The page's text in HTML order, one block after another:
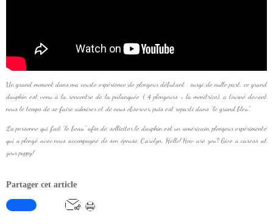
Un grand moment dans ma courte expérience de plongeur débutant : surgi de nulle part, ce grand
dauphin est venu à la rencontre de la palanquée ( 4 plongeurs + la monitrice), a tourné devant
nous le temps de se faire admirer et de nous observer, puis est reparti dans "le grand bleu".
La personne qui fait "le beau" afin de solliciter le dauphin est un américain, plongeur expérimenté
qui a plongé avec nous accompagné de son épouse, Carolyn. Hello! How are you? Give a caress at
your puppy!
Partager cet article